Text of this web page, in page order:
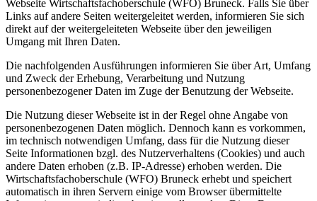
Webseite Wirtschaftsfachoberschule (WFO) Bruneck. Falls Sie über
Links auf andere Seiten weitergeleitet werden, informieren Sie sich
direkt auf der weitergeleiteten Webseite über den jeweiligen
Umgang mit Ihren Daten.
Die nachfolgenden Ausführungen informieren Sie über Art, Umfang
und Zweck der Erhebung, Verarbeitung und Nutzung
personenbezogener Daten im Zuge der Benutzung der Webseite.
Die Nutzung dieser Webseite ist in der Regel ohne Angabe von
personenbezogenen Daten möglich. Dennoch kann es vorkommen,
im technisch notwendigen Umfang, dass für die Nutzung dieser
Seite Informationen bzgl. des Nutzerverhaltens (Cookies) und auch
andere Daten erhoben (z.B. IP-Adresse) erhoben werden. Die
Wirtschaftsfachoberschule (WFO) Bruneck erhebt und speichert
automatisch in ihren Servern einige vom Browser übermittelte